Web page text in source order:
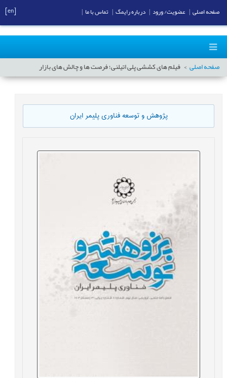
صفحه اصلی فیلم های کششی پلی اتیلنی؛ فرصت ها و چالش های بازار
پژوهش و توسعه فناوری پلیمر ایران
صفحه اصلی عضویت/ ورود درباره رایمگ تماس با ما